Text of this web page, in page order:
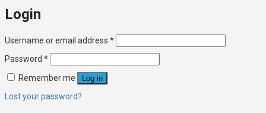
Login
Username or email address *
Password *
Remember me
Log in
Lost your password?